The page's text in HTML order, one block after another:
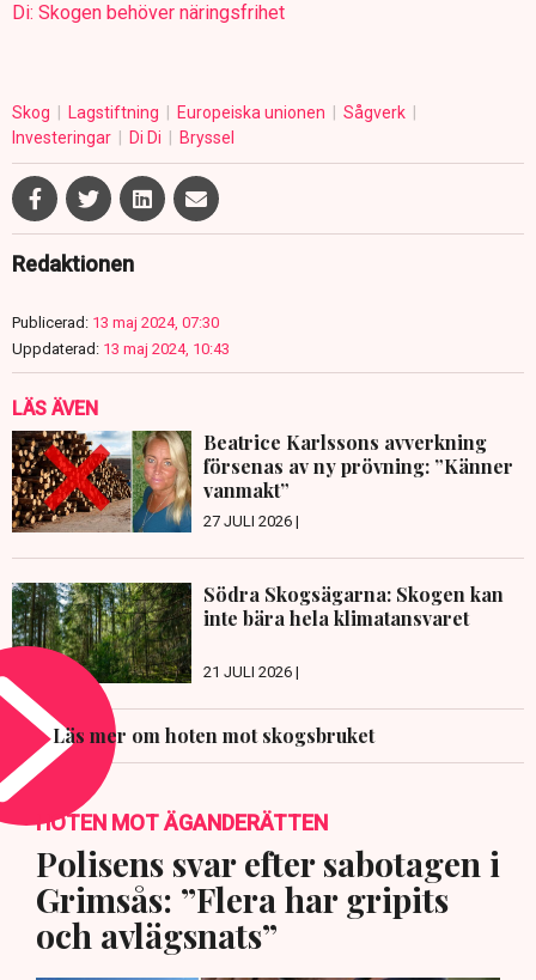
Di: Skogen behöver näringsfrihet
Skog Lagstiftning Europeiska unionen
Sågverk
Investeringar
Di Di Bryssel
Redaktionen
Publicerad: 13 maj 2024, 07:30
Uppdaterad: 13 maj 2024, 10:43
LÄS ÄVEN
Beatrice Karlssons avverkning
försenas av ny prövning: ”Känner
vanmakt”
27 JULI 2026 |
Södra Skogsägarna: Skogen kan
inte bära hela klimatansvaret
21 JULI 2026 |
Läs mer om hoten mot skogsbruket
HOTEN MOT ÄGANDERÄTTEN
Polisens svar efter sabotagen i
Grimsås: ”Flera har gripits
och avlägsnats”